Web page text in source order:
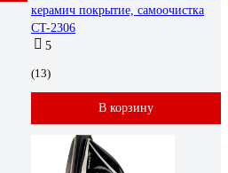
керамич покрытие, самоочистка
CT-2306
5
(13)
В корзину